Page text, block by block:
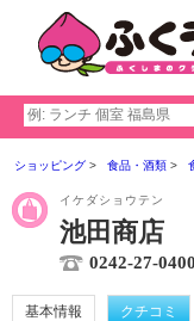
ショッピング 食品・酒類
イケダショウテン
池田商店
0242-27-0400
基本情報 クチコミ